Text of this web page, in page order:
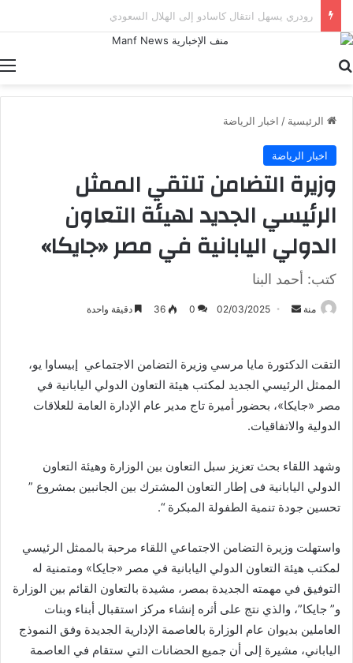
رئيس الاتحاد الأرجنتيني يتمسك باستمرار سكالوني مع المنتخب
الرئيسية / اخبار الرياضة
اخبار الرياضة
وزيرة التضامن تلتقي الممثل
الرئيسي الجديد لهيئة التعاون
الدولي اليابانية في مصر «جايكا»
كتب: أحمد البنا
منة
أرسل 02/03/2025
0
36 دقيقة واحدة
التقت الدكتورة مايا مرسي وزيرة التضامن الاجتماعي إبيساوا يو،
الممثل الرئيسي الجديد لمكتب هيئة التعاون الدولي اليابانية في
مصر «جايكا»، بحضور أميرة تاج مدير عام الإدارة العامة للعلاقات
الدولية والاتفاقيات.
وشهد اللقاء بحث تعزيز سبل التعاون بين الوزارة وهيئة التعاون
الدولي اليابانية فى إطار التعاون المشترك بين الجانبين بمشروع ”
تحسين جودة تنمية الطفولة المبكرة “.
واستهلت وزيرة التضامن الاجتماعي اللقاء مرحبة بالممثل الرئيسي
لمكتب هيئة التعاون الدولي اليابانية في مصر «جايكا» ومتمنية له
التوفيق في مهمته الجديدة بمصر، مشيدة بالتعاون القائم بين الوزارة
و” جايكا”، والذي نتج على أثره إنشاء مركز استقبال أبناء وبنات
العاملين بديوان عام الوزارة بالعاصمة الإدارية الجديدة وفق النموذج
الياباني، مشيرة إلى أن جميع الحضانات التي ستقام في العاصمة